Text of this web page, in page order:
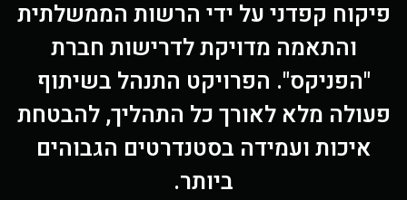
קפדני על ידי הרשות הממשלתית
והתאמה מדויקת לדרישות חברת
"הפניקס". הפרויקט התנהל בשיתוף
מלא לאורך כל התהליך, להבטחת
איכות ועמידה בסטנדרטים הגבוהים
ביותר.